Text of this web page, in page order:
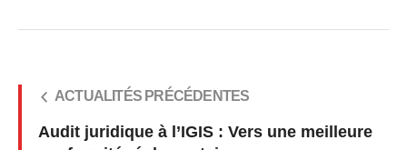
ACTUALITÉS PRÉCÉDENTES
Audit juridique à l’IGIS : Vers une meilleure